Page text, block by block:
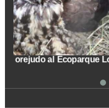
Trasladan a búho